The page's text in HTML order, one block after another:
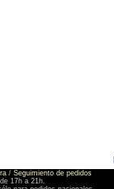
/ Seguimiento de pedidos
17h a 21h.